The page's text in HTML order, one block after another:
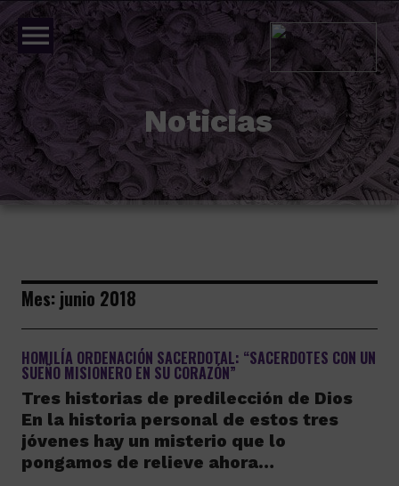
menu
Noticias
Mes: junio 2018
HOMILÍA ORDENACIÓN SACERDOTAL: “SACERDOTES CON UN
SUEÑO MISIONERO EN SU CORAZÓN”
Tres historias de predilección de Dios
En la historia personal de estos tres
jóvenes hay un misterio que lo
pongamos de relieve ahora…